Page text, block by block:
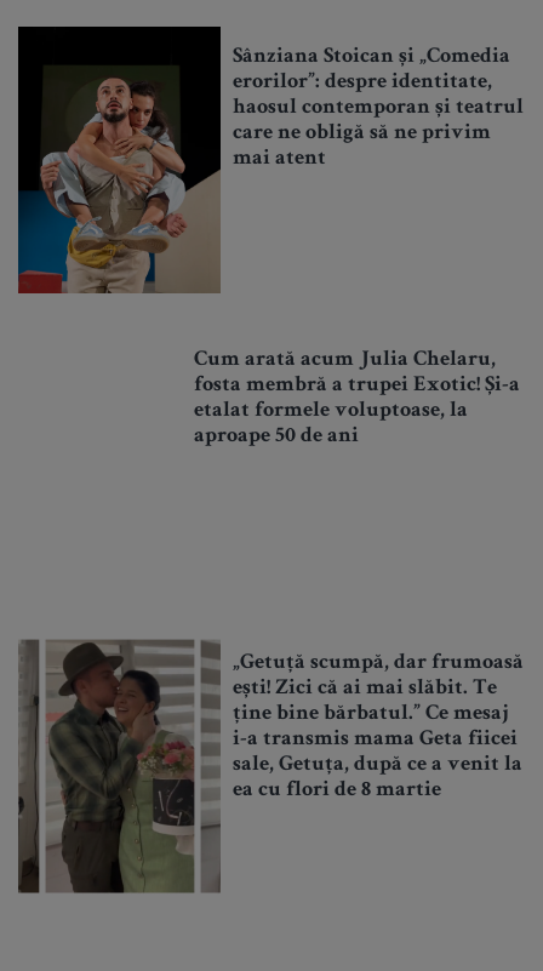
Sânziana Stoican și „Comedia
erorilor”: despre identitate,
haosul contemporan și teatrul
care ne obligă să ne privim
mai atent
Cum arată acum Julia Chelaru,
fosta membră a trupei Exotic! Și-a
etalat formele voluptoase, la
aproape 50 de ani
„Getuță scumpă, dar frumoasă
ești! Zici că ai mai slăbit. Te
ține bine bărbatul.” Ce mesaj
i-a transmis mama Geta fiicei
sale, Getuța, după ce a venit la
ea cu flori de 8 martie